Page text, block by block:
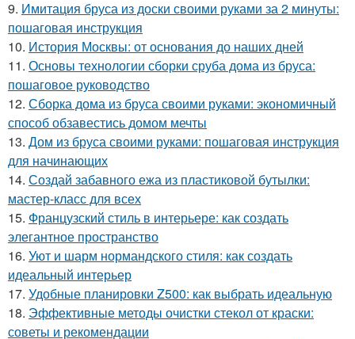
9. Имитация бруса из доски своими руками за 2 минуты:
пошаговая инструкция
10. История Москвы: от основания до наших дней
11. Основы технологии сборки сруба дома из бруса:
пошаговое руководство
12. Сборка дома из бруса своими руками: экономичный
способ обзавестись домом мечты
13. Дом из бруса своими руками: пошаговая инструкция
для начинающих
14. Создай забавного ежа из пластиковой бутылки:
мастер-класс для всех
15. Французский стиль в интерьере: как создать
элегантное пространство
16. Уют и шарм нормандского стиля: как создать
идеальный интерьер
17. Удобные планировки Z500: как выбрать идеальную
18. Эффективные методы очистки стекол от краски:
советы и рекомендации